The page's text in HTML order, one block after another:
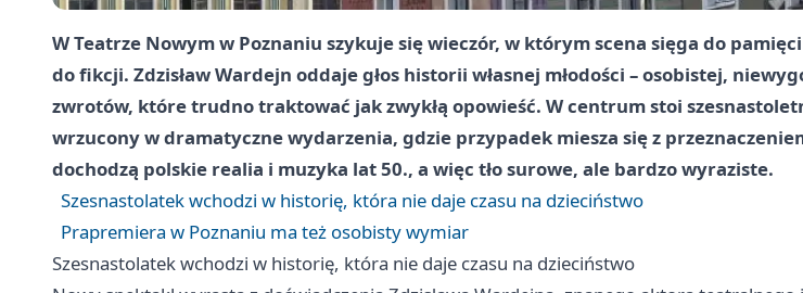
W Teatrze Nowym w Poznaniu szykuje się wieczór, w którym scena sięga do
do fikcji. Zdzisław Wardejn oddaje głos historii własnej młodości – osobistej,
zwrotów, które trudno traktować jak zwykłą opowieść. W centrum stoi
wrzucony w dramatyczne wydarzenia, gdzie przypadek miesza się z
dochodzą polskie realia i muzyka lat 50., a więc tło surowe, ale bardzo wyraziste.
Szesnastolatek wchodzi w historię, która nie daje czasu na dzieciństwo
Prapremiera w Poznaniu ma też osobisty wymiar
Szesnastolatek wchodzi w historię, która nie daje czasu na dzieciństwo